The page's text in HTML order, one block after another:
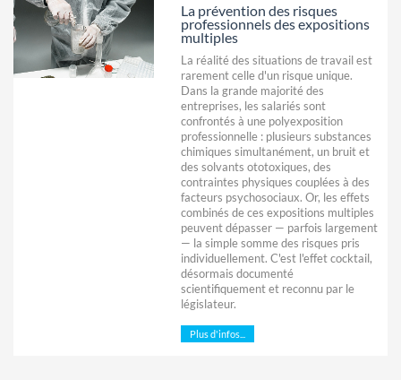
La prévention des risques
professionnels des expositions
multiples
La réalité des situations de travail est
rarement celle d'un risque unique.
Dans la grande majorité des
entreprises, les salariés sont
confrontés à une polyexposition
professionnelle : plusieurs substances
chimiques simultanément, un bruit et
des solvants ototoxiques, des
contraintes physiques couplées à des
facteurs psychosociaux. Or, les effets
combinés de ces expositions multiples
peuvent dépasser — parfois largement
— la simple somme des risques pris
individuellement. C'est l'effet cocktail,
désormais documenté
scientifiquement et reconnu par le
législateur.
Plus d'infos...